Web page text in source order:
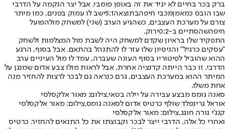
ברק בכר בחיים לא יגיד את זה באופן פומבי, אבל יצר הנקמה על הדרבי
שבו הובס כמאמןמכבי חיפהבתוצאה5:1ישב לו עמוק בפנים, כמו מיתר
צורם על מערכת העצבים, כשהגיע הערב (שני) למשחק מולהפועל
חיפהשהסתיים ב-0:2ירוק.
התפקיד שלו בראיון שקדם למשחק היה לשבת מול המצלמות ולשחק
"עסקים כרגיל" והניסיון שלו עזר לו להתנהל בהתאם. אבל בסוף, הרגע
ההוא שהוביל לפיטוריו בסוף העונה שעברה, עמד לו מול העיניים ערב
הדרבי. זו כבר הייתה קדנציה אחרת, אבל לראות מולו צבע אדום שמנגן על
המיתר ההוא במערכת העצבים, גרם כנראה גם לבכר לרצות להחזיר מנה
אחת משלו.
סאנה גומס מבצע עבירה על יילה בטאי,צילום: מאור אלקסלסי
אוראל גרינפלד שולף כרטיס אדום לסאנה גומס,צילום: מאור אלקסלסי
קנג'י גורה חוגג,צילום: מאור אלקסלסי
ואחרי כל אלה, הדרבי ייצר לבכר וקבוצתו את כל התנאים להחזיר. כרטיס